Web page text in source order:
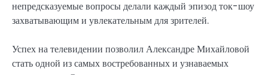
непредсказуемые вопросы делали каждый эпизод ток-шоу
захватывающим и увлекательным для зрителей.
Успех на телевидении позволил Александре Михайловой
стать одной из самых востребованных и узнаваемых